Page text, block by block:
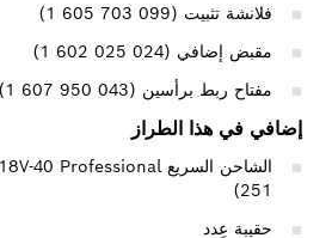
فلانشة تثبيت (‎1 605 703 099)
مقبض إضافي (‎1 602 025 024)
مفتاح ربط برأسين (‎1 607 950 043)
إضافي في هذا الطراز
251)
حقيبة عِدد